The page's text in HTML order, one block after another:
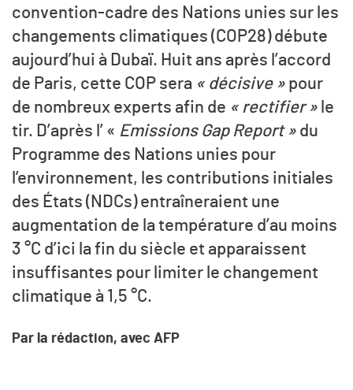
convention-cadre des Nations unies sur les
changements climatiques (COP28) débute
aujourd’hui à Dubaï. Huit ans après l’accord
de Paris, cette COP sera « décisive » pour
de nombreux experts afin de « rectifier » le
tir. D’après l’ « Emissions Gap Report » du
Programme des Nations unies pour
l’environnement, les contributions initiales
des États (NDCs) entraîneraient une
augmentation de la température d’au moins
3 °C d’ici la fin du siècle et apparaissent
insuffisantes pour limiter le changement
climatique à 1,5 °C.
Par la rédaction, avec AFP